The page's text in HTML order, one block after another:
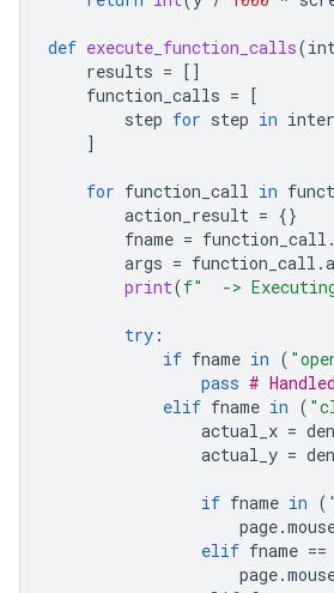
def execute_function_calls(
results = []
function_calls = [
step for step in
]
for function_call in
action_result = {}
fname = function_call .
args = function_call .
print(f"  ->
try :
if fname in (
pass #
elif fname in (
actual_x =
actual_y =
if fname in (
page.
elif fname ==
page.